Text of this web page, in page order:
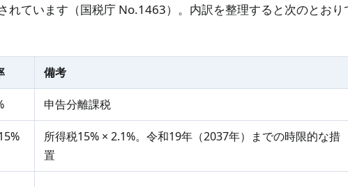
れています（国税庁 No.1463）。内訳を整理すると次のとおり
備考
申告分離課税
所得税15% × 2.1%。令和19年（2037年）までの時限的な措
置